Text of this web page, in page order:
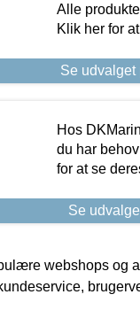
Alle
Klik her for
Se udvalget
Hos
du har
for at se
Se
webshops og